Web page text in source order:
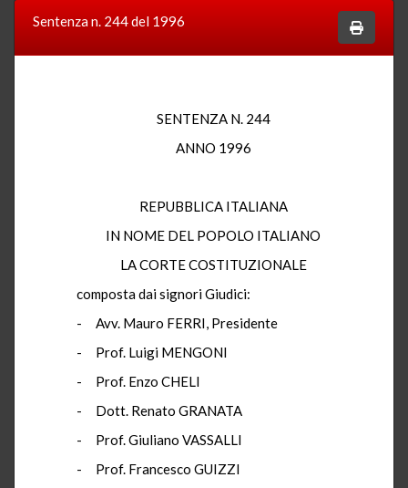
Sentenza n. 244 del 1996
SENTENZA N. 244
ANNO 1996
REPUBBLICA ITALIANA
IN NOME DEL POPOLO ITALIANO
LA CORTE COSTITUZIONALE
composta dai signori Giudici:
- Avv. Mauro FERRI, Presidente
- Prof. Luigi MENGONI
- Prof. Enzo CHELI
- Dott. Renato GRANATA
- Prof. Giuliano VASSALLI
- Prof. Francesco GUIZZI